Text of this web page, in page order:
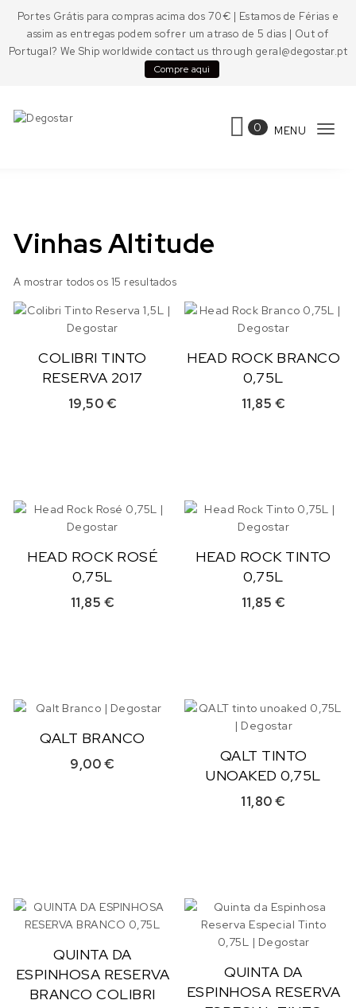
Portes Grátis para compras acima dos 70€ | Estamos de Férias e
assim as entregas podem sofrer um atraso de 5 dias | Out of
Portugal? We Ship worldwide contact us through geral@degostar.pt
Compre aqui
0 MENU
Vinhas Altitude
A mostrar todos os 15 resultados
COLIBRI TINTO
RESERVA 2017
19,50€
HEAD ROCK BRANCO
0,75L
11,85 €
HEAD ROCK ROSÉ
0,75L
11,85 €
HEAD ROCK TINTO
0,75L
11,85 €
QALT BRANCO
9,00€
QALT TINTO
UNOAKED 0,75L
11,80€
QUINTA DA
ESPINHOSA RESERVA
BRANCO COLIBRI
QUINTA DA
ESPINHOSA RESERVA